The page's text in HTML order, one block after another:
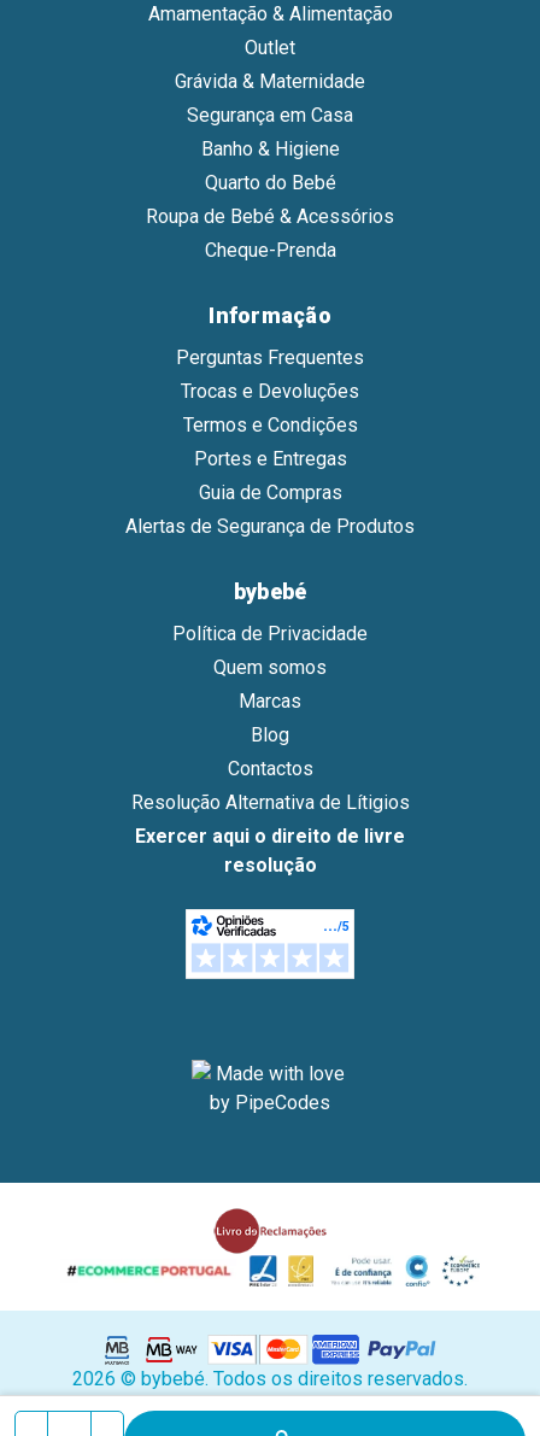
Stock
Amamentação & Alimentação
Outlet
Grávida & Maternidade
Segurança em Casa
Banho & Higiene
Quarto do Bebé
Roupa de Bebé & Acessórios
Cheque-Prenda
Informação
Perguntas Frequentes
Trocas e Devoluções
Termos e Condições
Portes e Entregas
Guia de Compras
Alertas de Segurança de Produtos
bybebé
Política de Privacidade
Quem somos
Marcas
Blog
Contactos
Resolução Alternativa de Lítigios
Exercer aqui o direito de livre
resolução
2026 © bybebé. Todos os direitos reservados.